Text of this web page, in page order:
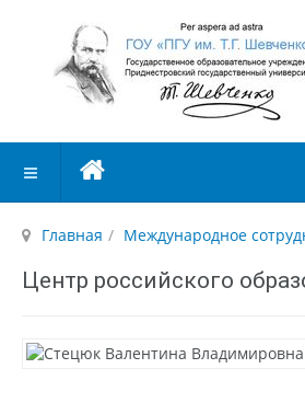
Главная Международное
Центр российского